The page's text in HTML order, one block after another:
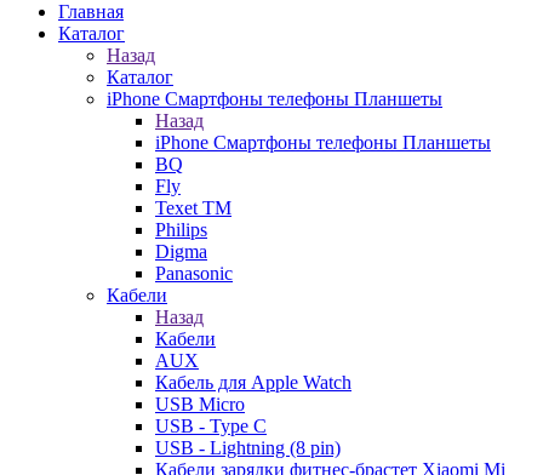
Главная
Каталог
Назад
Каталог
iPhone Смартфоны телефоны Планшеты
Назад
iPhone Смартфоны телефоны Планшеты
BQ
Fly
Texet TM
Philips
Digma
Panasonic
Кабели
Назад
Кабели
AUX
Кабель для Apple Watch
USB Micro
USB - Type C
USB - Lightning (8 pin)
Кабели зарядки фитнес-брастет Xiaomi Mi